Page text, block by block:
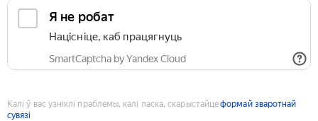
Я не робат
Націсніце, каб працягнуць
SmartCaptcha by Yandex Cloud
Калі ў вас узніклі праблемы, калі ласка, скарыстайцеформай зваротнай
сувязі